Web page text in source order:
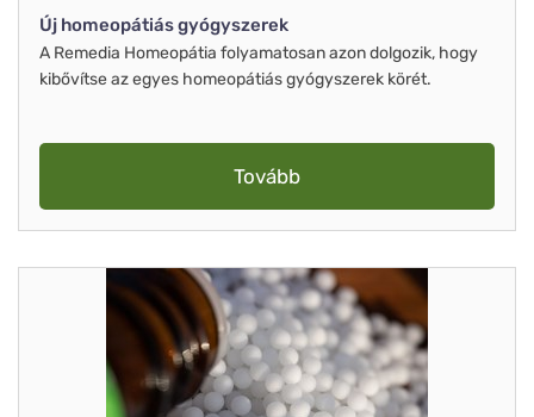
Új homeopátiás gyógyszerek
A Remedia Homeopátia folyamatosan azon dolgozik, hogy
kibővítse az egyes homeopátiás gyógyszerek körét.
Tovább